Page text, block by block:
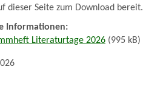
dieser Seite zum Download bereit.
Informationen:
Literaturtage 2026 (995 kB)